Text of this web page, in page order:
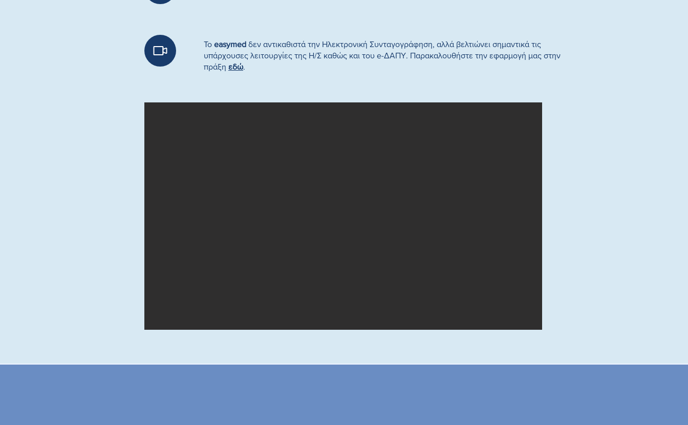
Το easymed δεν αντικαθιστά την Ηλεκτρονική Συνταγογράφηση, αλλά βελτιώνει σημαντικά τις
υπάρχουσες λειτουργίες της Η/Σ καθώς και του e-ΔΑΠΥ. Παρακαλουθήστε την εφαρμογή μας στην
πράξη εδώ.